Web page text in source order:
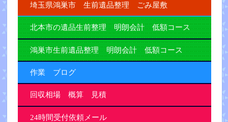
埼玉県鴻巣市 生前遺品整理 ごみ屋敷
北本市の遺品生前整理 明朗会計 低額コース
鴻巣市生前遺品整理 明朗会計 低額コース
作業 ブログ
回収相場 概算 見積
24時間受付依頼メール